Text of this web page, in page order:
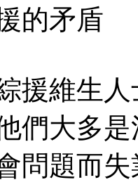
的矛盾
援維生
們大多
問題而失